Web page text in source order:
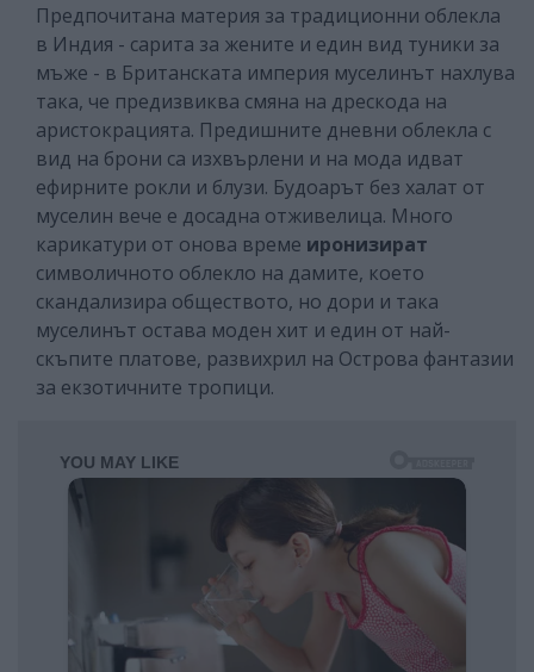
Предпочитана материя за традиционни облекла
в Индия - сарита за жените и един вид туники за
мъже - в Британската империя муселинът нахлува
така, че предизвиква смяна на дрескода на
аристокрацията. Предишните дневни облекла с
вид на брони са изхвърлени и на мода идват
ефирните рокли и блузи. Будоарът без халат от
муселин вече е досадна отживелица. Много
карикатури от онова време иронизират
символичното облекло на дамите, което
скандализира обществото, но дори и така
муселинът остава моден хит и един от най-
скъпите платове, развихрил на Острова фантазии
за екзотичните тропици.